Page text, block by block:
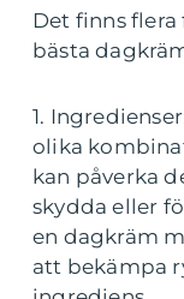
Det finns
bästa
1.
olika
kan påverka
skydda eller
en dagkräm
att bekämpa